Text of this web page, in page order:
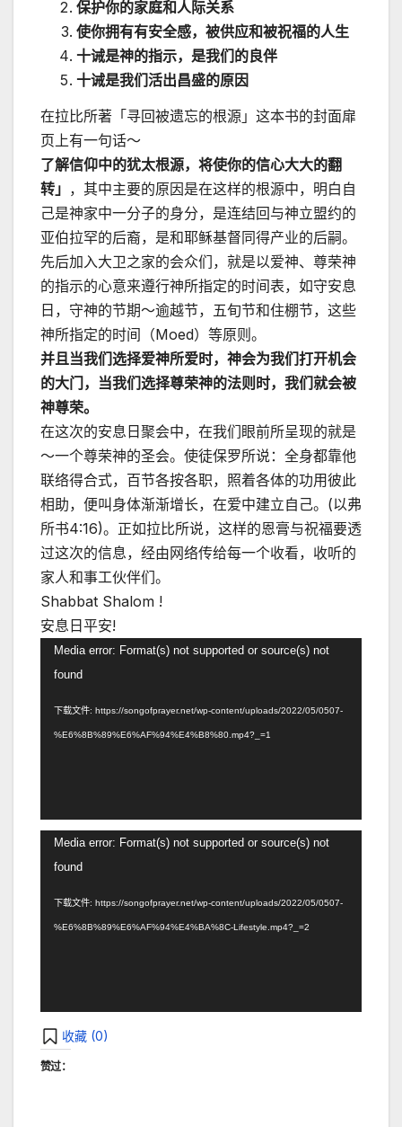
保护你的家庭和人际关系
使你拥有有安全感，被供应和被祝福的人生
十诫是神的指示，是我们的良伴
十诫是我们活出昌盛的原因
在拉比所著「寻回被遗忘的根源」这本书的封面扉
页上有一句话～
了解信仰中的犹太根源，将使你的信心大大的翻
转」 ，其中主要的原因是在这样的根源中，明白自
己是神家中一分子的身分，是连结回与神立盟约的
亚伯拉罕的后裔，是和耶稣基督同得产业的后嗣。
先后加入大卫之家的会众们，就是以爱神、尊荣神
的指示的心意来遵行神所指定的时间表，如守安息
日，守神的节期～逾越节，五旬节和住棚节，这些
神所指定的时间（Moed）等原则。
并且当我们选择爱神所爱时，神会为我们打开机会
的大门，当我们选择尊荣神的法则时，我们就会被
神尊荣。
在这次的安息日聚会中，在我们眼前所呈现的就是
～一个尊荣神的圣会。使徒保罗所说：全身都靠他
联络得合式，百节各按各职，照着各体的功用彼此
相助，便叫身体渐渐增长，在爱中建立自己。(以弗
所书4:16)。正如拉比所说，这样的恩膏与祝福要透
过这次的信息，经由网络传给每一个收看，收听的
家人和事工伙伴们。
Shabbat Shalom !
安息日平安!
Media error: Format(s) not supported or source(s) not
found
下载文件: https://songofprayer.net/wp-content/uploads/2022/05/0507-
%E6%8B%89%E6%AF%94%E4%B8%80.mp4?_=1
Media error: Format(s) not supported or source(s) not
found
下载文件: https://songofprayer.net/wp-content/uploads/2022/05/0507-
%E6%8B%89%E6%AF%94%E4%BA%8C-Lifestyle.mp4?_=2
收藏 (0)
赞过：